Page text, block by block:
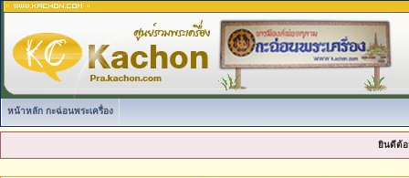
หน้าหลัก กะฉ่อนพระเครื่อง
ยินดีต้อ